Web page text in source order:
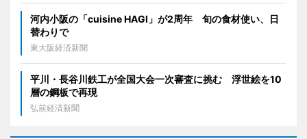
河内小阪の「cuisine HAGI」が2周年 旬の食材使い、日
替わりで
東大阪経済新聞
平川・長谷川鉄工が全国大会一次審査に挑む 浮世絵を10
層の鋼板で再現
弘前経済新聞